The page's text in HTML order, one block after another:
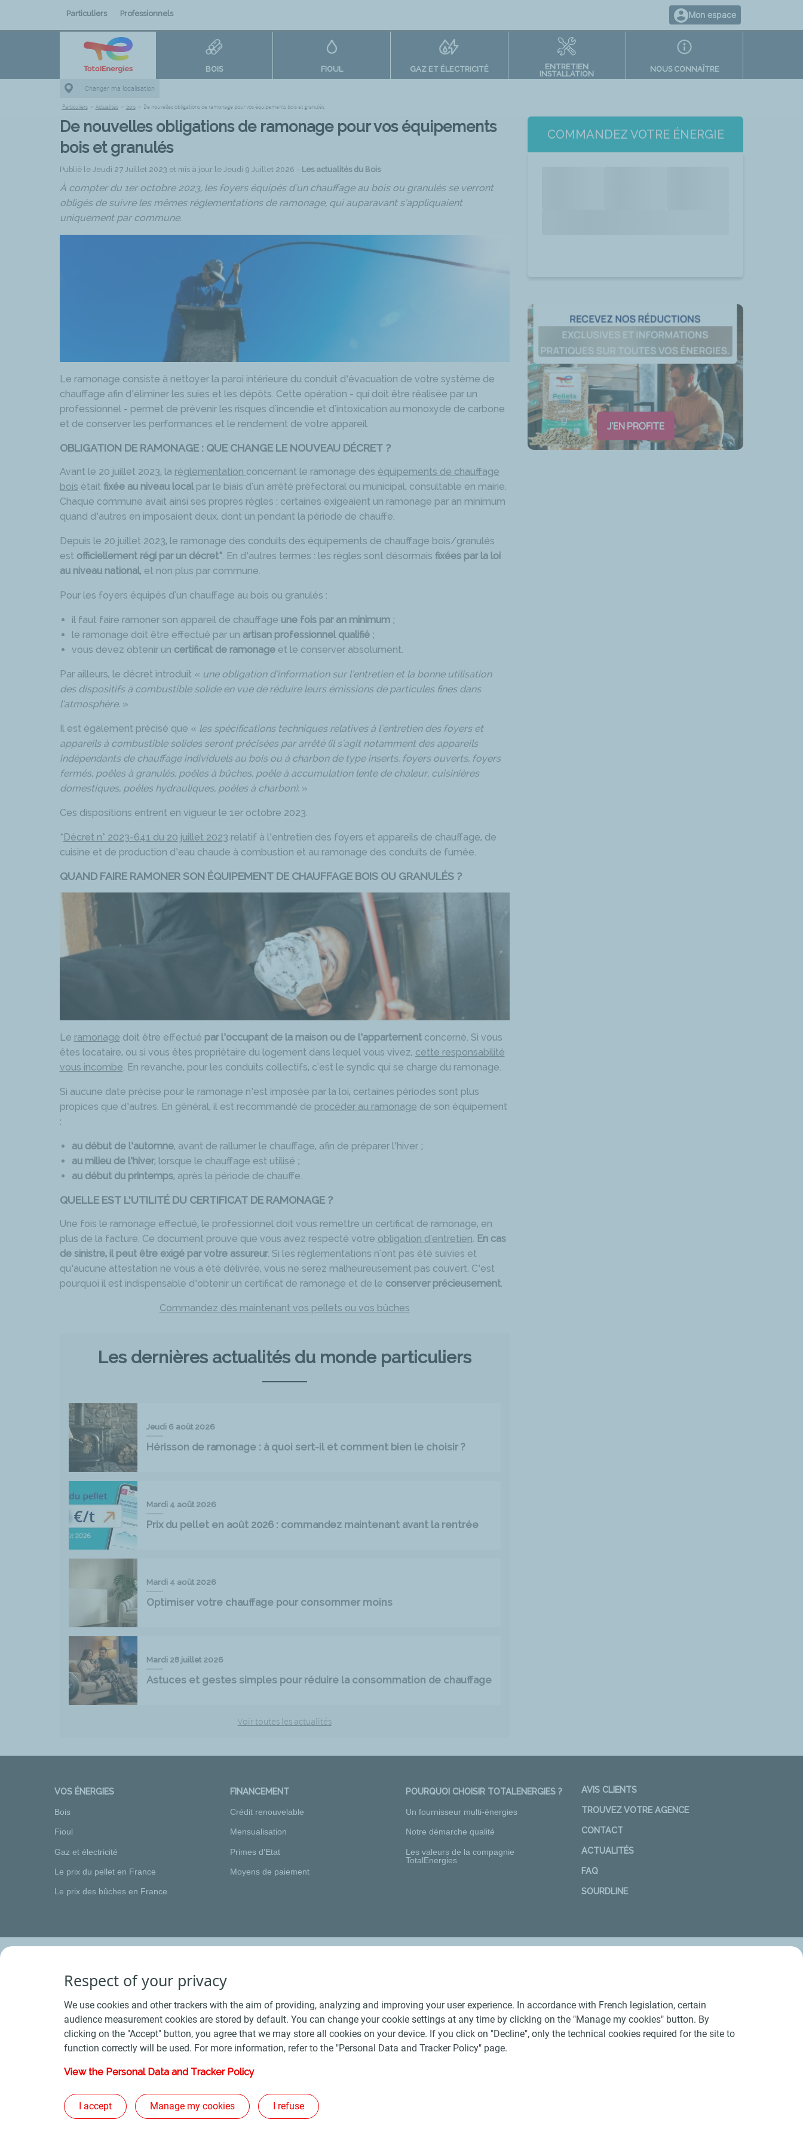
Particuliers Professionnels Mon espace
BOIS FIOUL GAZ ET ÉLECTRICITÉ
ENTRETIEN
INSTALLATION
NOUS CONNAÎTRE
Changer ma localisation
Particuliers > Actualités > bois > De nouvelles obligations de ramonage pour vos équipements bois et granulés
De nouvelles obligations de ramonage pour vos équipements
bois et granulés
Publié le Jeudi 27 Juillet 2023 et mis à jour le Jeudi 9 Juillet 2026 - Les actualités du Bois
À compter du 1er octobre 2023, les foyers équipés d'un chauffage au bois ou granulés se verront
obligés de suivre les mêmes réglementations de ramonage, qui auparavant s'appliquaient
uniquement par commune.
Le ramonage consiste à nettoyer la paroi intérieure du conduit d’évacuation de votre système de
chauffage afin d’éliminer les suies et les dépôts. Cette opération - qui doit être réalisée par un
professionnel - permet de prévenir les risques d'incendie et d'intoxication au monoxyde de carbone
et de conserver les performances et le rendement de votre appareil.
OBLIGATION DE RAMONAGE : QUE CHANGE LE NOUVEAU DÉCRET ?
Avant le 20 juillet 2023, la réglementation concernant le ramonage des équipements de chauffage
bois était fixée au niveau local par le biais d'un arrêté préfectoral ou municipal, consultable en mairie.
Chaque commune avait ainsi ses propres règles : certaines exigeaient un ramonage par an minimum
quand d’autres en imposaient deux, dont un pendant la période de chauffe.
Depuis le 20 juillet 2023, le ramonage des conduits des équipements de chauffage bois/granulés
est officiellement régi par un décret*. En d’autres termes : les règles sont désormais fixées par la loi
au niveau national, et non plus par commune.
Pour les foyers équipés d'un chauffage au bois ou granulés :
il faut faire ramoner son appareil de chauffage une fois par an minimum;
le ramonage doit être effectué par un artisan professionnel qualifié;
vous devez obtenir un certificat de ramonageet le conserver absolument.
Par ailleurs, le décret introduit « une obligation d’information sur l’entretien et la bonne utilisation
des dispositifs à combustible solide en vue de réduire leurs émissions de particules fines dans
l’atmosphère. »
Il est également précisé que « les spécifications techniques relatives à l'entretien des foyers et
appareils à combustible solides seront précisées par arrêté (il s'agit notamment des appareils
indépendants de chauffage individuels au bois ou à charbon de type inserts, foyers ouverts, foyers
fermés, poêles à granulés, poêles à bûches, poêle à accumulation lente de chaleur, cuisinières
domestiques, poêles hydrauliques, poêles à charbon). »
Ces dispositions entrent en vigueur le 1er octobre 2023.
* Décret n° 2023-641 du 20 juillet 2023 relatif à l’entretien des foyers et appareils de chauffage, de
cuisine et de production d’eau chaude à combustion et au ramonage des conduits de fumée.
QUAND FAIRE RAMONER SON ÉQUIPEMENT DE CHAUFFAGE BOIS OU GRANULÉS ?
Le ramonage doit être effectué par l’occupant de la maison ou de l’appartementconcerné. Si vous
êtes locataire, ou si vous êtes propriétaire du logement dans lequel vous vivez, cette responsabilité
vous incombe . En revanche, pour les conduits collectifs, c'est le syndic qui se charge du ramonage.
Si aucune date précise pour le ramonage n’est imposée par la loi, certaines périodes sont plus
propices que d’autres. En général, il est recommandé de procéder au ramonage de son équipement
:
au début de l’automne, avant de rallumer le chauffage, afin de préparer l’hiver ;
au milieu de l’hiver, lorsque le chauffage est utilisé ;
au début du printemps, après la période de chauffe.
QUELLE EST L’UTILITÉ DU CERTIFICAT DE RAMONAGE ?
Une fois le ramonage effectué, le professionnel doit vous remettre un certificat de ramonage, en
plus de la facture. Ce document prouve que vous avez respecté votre obligation d'entretien
En cas
de sinistre, il peut être exigé par votre assureur. Si les réglementations n'ont pas été suivies et
qu’aucune attestation ne vous a été délivrée, vous ne serez malheureusement pas couvert. C’est
pourquoi il est indispensable d’obtenir un certificat de ramonage et de le conserver précieusement.
Commandez dès maintenant vos pellets ou vos bûches
Les dernières actualités du monde particuliers
Jeudi 6 août 2026
Hérisson de ramonage : à quoi sert-il et comment bien le choisir ?
Mardi 4 août 2026
Prix du pellet en août 2026 : commandez maintenant avant la rentrée
Mardi 4 août 2026
Optimiser votre chauffage pour consommer moins
Mardi 28 juillet 2026
Astuces et gestes simples pour réduire la consommation de chauffage
Voir toutes les actualités
COMMANDEZ VOTRE ÉNERGIE
J'EN PROFITE
VOS ÉNERGIES
Bois
Fioul
Gaz et électricité
Le prix du pellet en France
Le prix des bûches en France
FINANCEMENT
Crédit renouvelable
Mensualisation
Primes d'Etat
Moyens de paiement
POURQUOI CHOISIR TOTALENERGIES ?
Un fournisseur multi-énergies
Notre démarche qualité
Les valeurs de la compagnie
TotalEnergies
AVIS CLIENTS
TROUVEZ VOTRE AGENCE
CONTACT
ACTUALITÉS
FAQ
SOURDLINE
Conditions Générales de Vente Bois - Conditions Générales de Vente Produits Pétroliers
Plan du site - Les sites de la compagnie TotalEnergies
Respect of your privacy
We use cookies and other trackers with the aim of providing, analyzing and improving your user experience. In accordance with French legislation, certain
audience measurement cookies are stored by default. You can change your cookie settings at any time by clicking on the "Manage my cookies" button. By
clicking on the "Accept" button, you agree that we may store all cookies on your device. If you click on "Decline", only the technical cookies required for the site to
function correctly will be used. For more information, refer to the "Personal Data and Tracker Policy" page.
View the Personal Data and Tracker Policy
I accept Manage my cookies I refuse